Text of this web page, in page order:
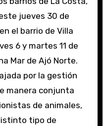
jueves 30 de
el barrio de Villa
6 y martes 11 de
Mar de Ajó Norte.
por la gestión
manera conjunta
de animales,
tipo de